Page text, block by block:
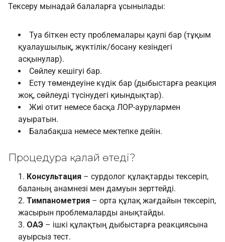
Тексеру мынадай балаларға ұсынылады:
Туа біткен есту проблемалары қаупі бар (тұқым
қуалаушылық, жүктілік/босану кезіндегі
асқынулар).
Сөйлеу кешігуі бар.
Есту төмендеуіне күдік бар (дыбыстарға реакция
жоқ, сөйлеуді түсінудегі қиындықтар).
Жиі отит немесе басқа ЛОР-аурулармен
ауыратын.
Балабақша немесе мектепке дейін.
Процедура қалай өтеді?
Консультация – сурдолог құлақтарды тексеріп,
баланың анамнезі мен дамуын зерттейді.
Тимпанометрия – орта құлақ жағдайын тексеріп,
жасырын проблемаларды анықтайды.
ОАЭ – ішкі құлақтың дыбыстарға реакциясына
ауырсыз тест.